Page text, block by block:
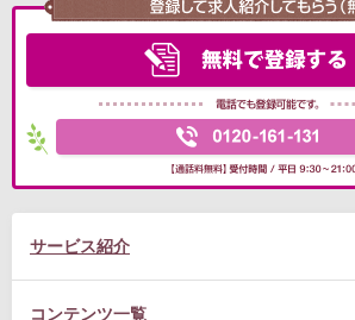
サービス紹介
コンテンツ一覧